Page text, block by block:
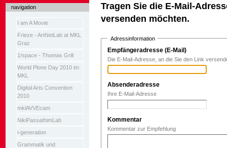
navigation
I am A Movie
Frieze - ArtNetLab at MKL
Graz
1/space - Thomas Grill
World Plone Day 2010 im
MKL
Digital Arts Convention
2010
mklAVVEcam
NikiPassathimLab
i-generation
Grammatik und
Tragen Sie die E-Mail-
versenden möchten.
Adressinformation
Empfängeradresse (E-Mail)
Die E-Mail-Adresse, an die Sie den Link
Absenderadresse
Ihre E-Mail-Adresse
Kommentar
Kommentar zur Empfehlung